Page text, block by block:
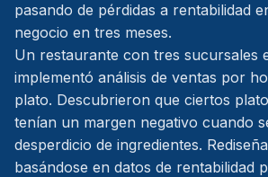
pasando de pérdidas a rentabilidad
negocio en tres meses.
Un restaurante con tres sucursales
implementó análisis de ventas por
plato. Descubrieron que ciertos
tenían un margen negativo cuando
desperdicio de ingredientes.
basándose en datos de rentabilidad